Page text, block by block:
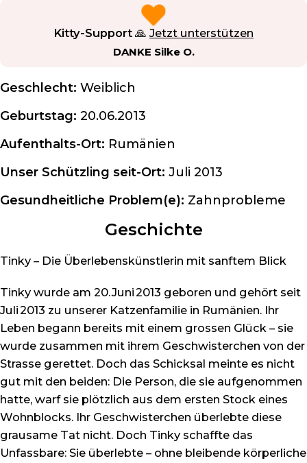
Kitty-Support 🙏Jetzt unterstützen
DANKE Silke O.
Geschlecht: Weiblich
Geburtstag: 20.06.2013
Aufenthalts-Ort: Rumänien
Unser Schützling seit-Ort: Juli 2013
Gesundheitliche Problem(e): Zahnprobleme
Geschichte
Tinky – Die Überlebenskünstlerin mit sanftem Blick
Tinky wurde am 20. Juni 2013 geboren und gehört seit
Juli 2013 zu unserer Katzenfamilie in Rumänien. Ihr
Leben begann bereits mit einem grossen Glück – sie
wurde zusammen mit ihrem Geschwisterchen von der
Strasse gerettet. Doch das Schicksal meinte es nicht
gut mit den beiden: Die Person, die sie aufgenommen
hatte, warf sie plötzlich aus dem ersten Stock eines
Wohnblocks. Ihr Geschwisterchen überlebte diese
grausame Tat nicht. Doch Tinky schaffte das
Unfassbare: Sie überlebte – ohne bleibende körperliche